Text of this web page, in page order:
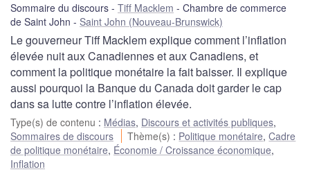
Sommaire du discours Tiff Macklem
Chambre de commerce
de Saint John
Saint John (Nouveau-Brunswick)
Le gouverneur Tiff Macklem explique comment l’inflation
élevée nuit aux Canadiennes et aux Canadiens, et
comment la politique monétaire la fait baisser. Il explique
aussi pourquoi la Banque du Canada doit garder le cap
dans sa lutte contre l’inflation élevée.
Type(s) de contenu : Médias, Discours et activités publiques,
Sommaires de discours
Thème(s) : Politique monétaire,Cadre
de politique monétaire, Économie / Croissance économique,
Inflation